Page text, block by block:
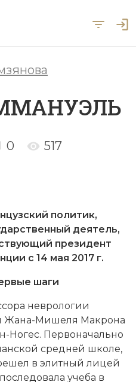
и топонимика
Ш Щ Ы Э
0
517
политик,
деятель,
президент
с 14 мая 2017 г.
шаги
неврологии
Жана-Мишеля Макрона
Ногес. Первоначально
средней школе,
в элитный лицей
учеба в